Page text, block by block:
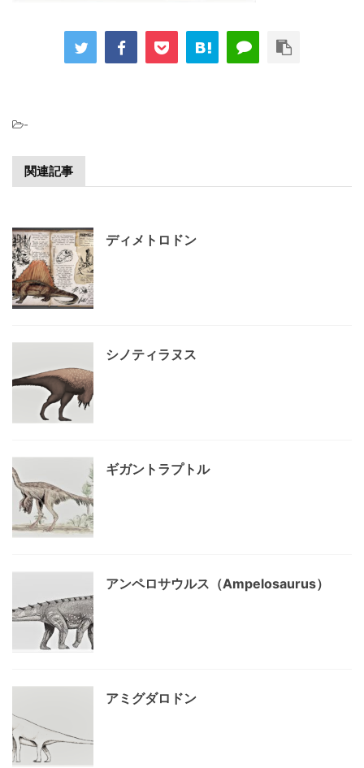
-
関連記事
ディメトロドン
シノティラヌス
ギガントラプトル
アンペロサウルス（Ampelosaurus）
アミグダロドン